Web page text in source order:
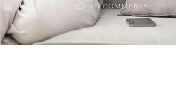
MARET 30, 2024 NO COMMENTS